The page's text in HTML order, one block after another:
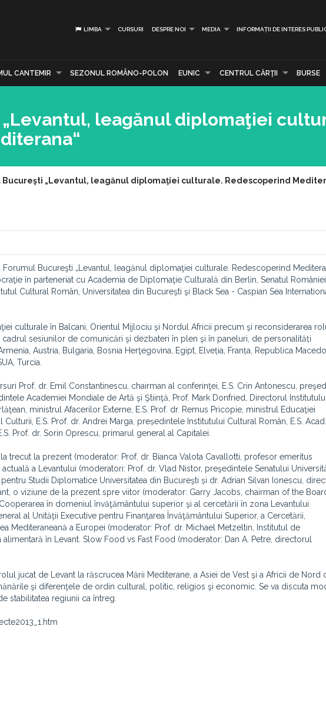
LIMBA CURSURI DESPRE NOI MEDIA INFORMAȚII DE INTERES
CANTEMIR SEZONUL ROMÂNO-POLON EUNIC CENTRUL CĂRŢII BURSE
leagănul diplomaţiei
Bucureşti „Levantul, leagănul diplomaţiei culturale. Redescoperind
Bucureşti „Levantul, leagănul diplomaţiei culturale. Redescoperind
în parteneriat cu Academia de Diplomaţie Culturală din Berlin, Senatul României,
Cultural Român, Universitatea din Bucureşti şi Black Sea - Caspian Sea
culturale în Balcani, Orientul Mijlociu şi Nordul Africii precum şi reconsiderarea
sesiunilor de comunicări şi dezbateri în plen şi în paneluri, de personalități
Austria, Bulgaria, Bosnia Herţegovina, Egipt, Elveția, Franța, Republica
Turcia.
Prof. dr. Emil Constantinescu, chairman al conferinţei, E.S. Crin Antonescu,
Academiei Mondiale de Artă şi Ştiinţă, Prof. Mark Donfried, Directorul
ministrul Afacerilor Externe, E.S. Prof. dr. Remus Pricopie, ministrul Educaţiei
Culturii, E.S. Prof. dr. Andrei Marga, președintele Institutului Cultural Român, E.S.
Prof. dr. Sorin Oprescu, primarul general al Capitalei.
trecut la prezent (moderator: Prof. dr. Bianca Valota Cavallotti, profesor emeritus
a Levantului (moderatori: Prof. dr. Vlad Nistor, preşedintele Senatului
Studii Diplomatice Universitatea din Bucureşti și dr. Adrian Silvan Ionescu,
o viziune de la prezent spre viitor (moderator: Garry Jacobs, chairman of the
în domeniul învăţământului superior şi al cercetării în zona Levantului
al Unităţii Executive pentru Finanţarea Învăţământului Superior, a Cercetării,
Mediteraneană a Europei (moderator: Prof. dr. Michael Metzeltin, Institutul de
în Levant. Slow Food vs Fast Food (moderator: Dan A. Petre, directorul
jucat de Levant la răscrucea Mării Mediterane, a Asiei de Vest şi a Africii de Nord
şi diferenţele de ordin cultural, politic, religios şi economic. Se va discuta
stabilitatea regiunii ca întreg.